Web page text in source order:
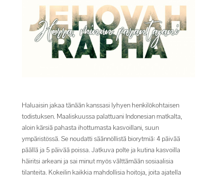
Haluaisin jakaa tänään kanssasi lyhyen henkilökohtaisen
todistuksen. Maaliskuussa palattuani Indonesian matkalta,
aloin kärsiä pahasta ihottumasta kasvoillani, suun
ympäristössä. Se noudatti säännöllistä biorytmiä: 4 päivää
päällä ja 5 päivää poissa. Jatkuva polte ja kutina kasvoilla
häiritsi arkeani ja sai minut myös välttämään sosiaalisia
tilanteita. Kokeilin kaikkia mahdollisia hoitoja, joita ajatella